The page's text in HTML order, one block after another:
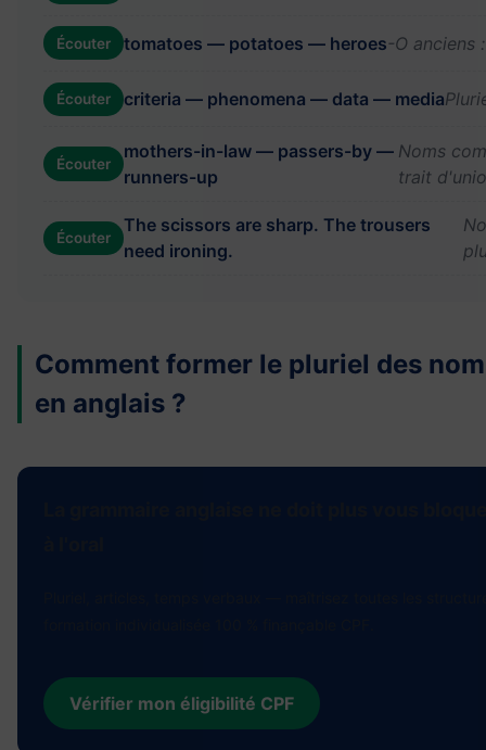
Écouter tomatoes — potatoes — heroes-O anciens
Écouter criteria — phenomena — data — media
Écouter
mothers-in-law — passers-by —
runners-up
Noms
trait
Écouter
The scissors are sharp. The trousers
need ironing.
Comment former le pluriel des
en anglais ?
Vérifier mon éligibilité CPF